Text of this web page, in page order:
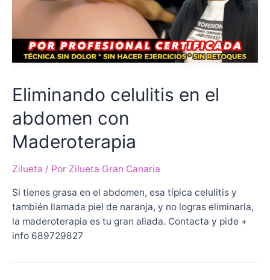
Eliminando celulitis en el
abdomen con
Maderoterapia
Zilueta / Por Zilueta Gran Canaria
Si tienes grasa en el abdomen, esa típica celulitis y
también llamada piel de naranja, y no logras eliminarla,
la maderoterapia es tu gran aliada. Contacta y pide +
info 689729827